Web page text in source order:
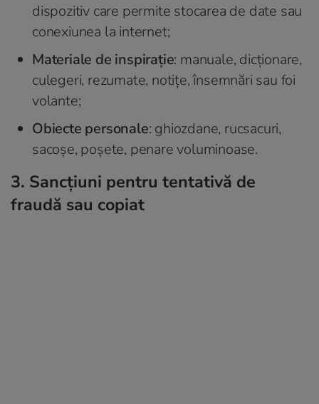
dispozitiv care permite stocarea de date sau
conexiunea la internet;
Materiale de inspirație: manuale, dicționare,
culegeri, rezumate, notițe, însemnări sau foi
volante;
Obiecte personale: ghiozdane, rucsacuri,
sacoșe, poșete, penare voluminoase.
3. Sancțiuni pentru tentativă de
fraudă sau copiat